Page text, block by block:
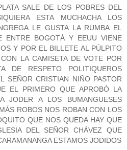
SALE DE LOS POBRES DEL
ESTA MUCHACHA LOS
LE GUSTA LA RUMBA EL
ENTRE BOGOTÁ Y EEUU VIENE
Y POR EL BILLETE AL PÚLPITO
LA CAMISETA DE VOTE POR
DE RESPETO POLITIQUEROS
SEÑOR CRISTIAN NIÑO PASTOR
EL PRIMERO QUE APROBÓ LA
JODER A LOS BUMANGUESES
ROBOS NOS ROBAN CON LOS
QUE NOS QUEDA HAY QUE
DEL SEÑOR CHÁVEZ QUE
ESTAMOS JODIDOS